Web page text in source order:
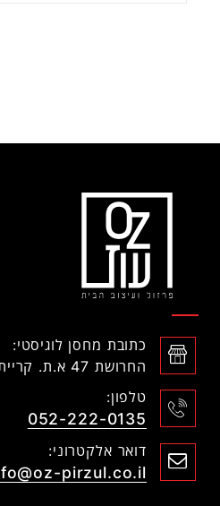
כתובת מחסן לוגיסטי:
החרושת 47 א.ת. קריית ביאליק
טלפון:
052-222-0135
דואר אלקטרוני:
pirzul.co.il